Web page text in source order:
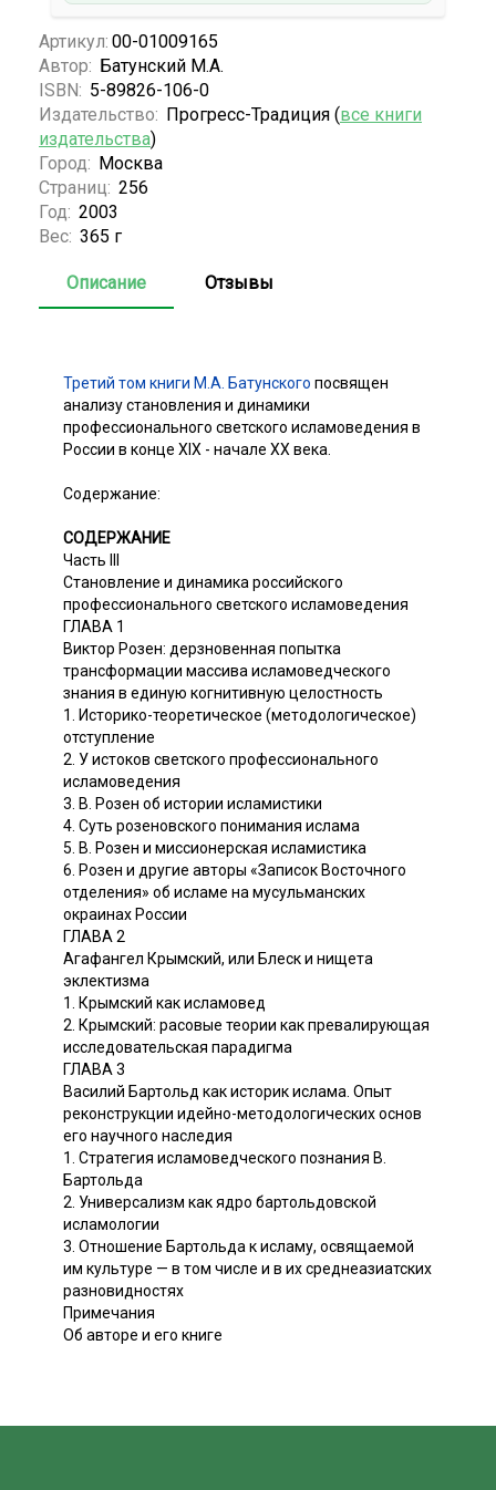
Артикул: 00-01009165
Автор: Батунский М.А.
ISBN: 5-89826-106-0
Издательство: Прогресс-Традиция (все книги
издательства)
Город: Москва
Страниц: 256
Год: 2003
Вес: 365 г
Описание Отзывы
Третий том книги М.А. Батунского посвящен
анализу становления и динамики
профессионального светского исламоведения в
России в конце XIX - начале XX века.
Содержание:
СОДЕРЖАНИЕ
Часть III
Становление и динамика российского
профессионального светского исламоведения
ГЛАВА 1
Виктор Розен: дерзновенная попытка
трансформации массива исламоведческого
знания в единую когнитивную целостность
1. Историко-теоретическое (методологическое)
отступление
2. У истоков светского профессионального
исламоведения
3. В. Розен об истории исламистики
4. Суть розеновского понимания ислама
5. В. Розен и миссионерская исламистика
6. Розен и другие авторы «Записок Восточного
отделения» об исламе на мусульманских
окраинах России
ГЛАВА 2
Агафангел Крымский, или Блеск и нищета
эклектизма
1. Крымский как исламовед
2. Крымский: расовые теории как превалирующая
исследовательская парадигма
ГЛАВА 3
Василий Бартольд как историк ислама. Опыт
реконструкции идейно-методологических основ
его научного наследия
1. Стратегия исламоведческого познания В.
Бартольда
2. Универсализм как ядро бартольдовской
исламологии
3. Отношение Бартольда к исламу, освящаемой
им культуре — в том числе и в их среднеазиатских
разновидностях
Примечания
Об авторе и его книге